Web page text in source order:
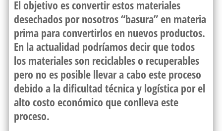
El objetivo es convertir estos materiales
desechados por nosotros “basura” en materia
prima para convertirlos en nuevos productos.
En la actualidad podríamos decir que todos
los materiales son reciclables o recuperables
pero no es posible llevar a cabo este proceso
debido a la dificultad técnica y logística por el
alto costo económico que conlleva este
proceso.